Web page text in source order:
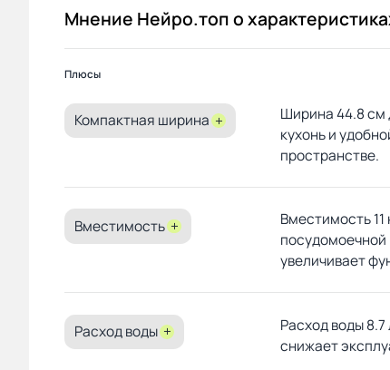
это была первая посудомойка и
хотя ремонт не значительый был и
Мнение Нейро.топ о
Плюсы
Компактная ширина +
Ширина 44.8 см
кухонь и
пространстве.
Вместимость +
Вместимость
увеличивает
Расход воды +
Расход воды
снижает